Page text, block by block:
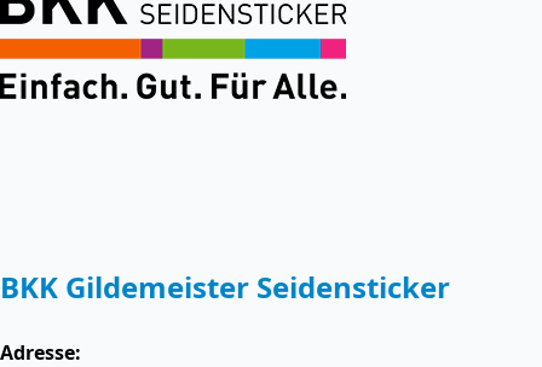
BKK Gildemeister Seidensticker
Adresse: